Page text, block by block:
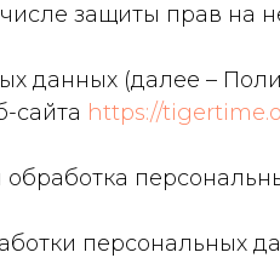
защиты прав на
данных (далее –
сайта https://
персональных